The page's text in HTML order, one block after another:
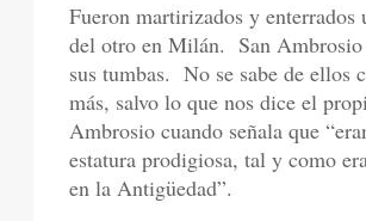
Fueron martirizados y enterrados
del otro en Milán. San
sus tumbas. No se sabe de ellos
más, salvo lo que nos dice el
Ambrosio cuando señala que
estatura prodigiosa, tal y como
en la Antigüedad”.